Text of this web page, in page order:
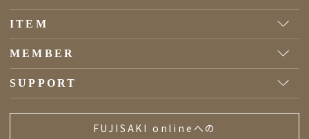
ITEM
MEMBER
SUPPORT
FUJISAKI onlineへの